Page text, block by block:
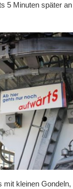
5 Minuten später
mit kleinen